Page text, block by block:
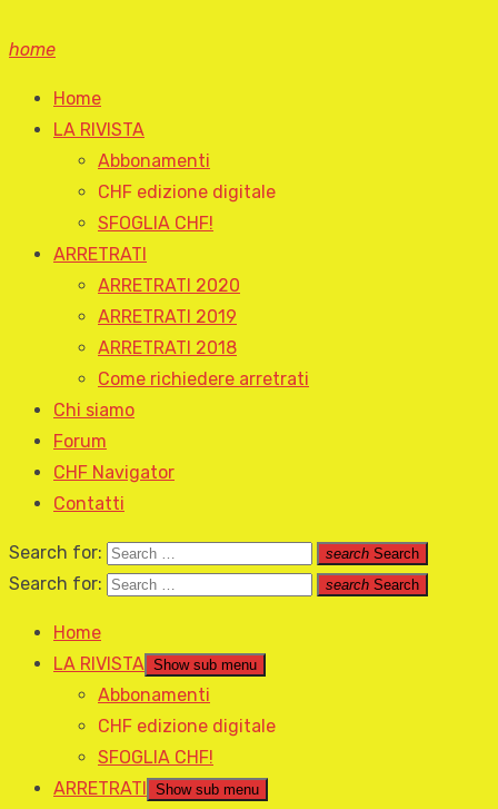
home
Home
LA RIVISTA
Abbonamenti
CHF edizione digitale
SFOGLIA CHF!
ARRETRATI
ARRETRATI 2020
ARRETRATI 2019
ARRETRATI 2018
Come richiedere arretrati
Chi siamo
Forum
CHF Navigator
Contatti
Search for: search Search
Search for: search Search
Home
LA RIVISTA Show sub menu
Abbonamenti
CHF edizione digitale
SFOGLIA CHF!
ARRETRATI
Show sub menu